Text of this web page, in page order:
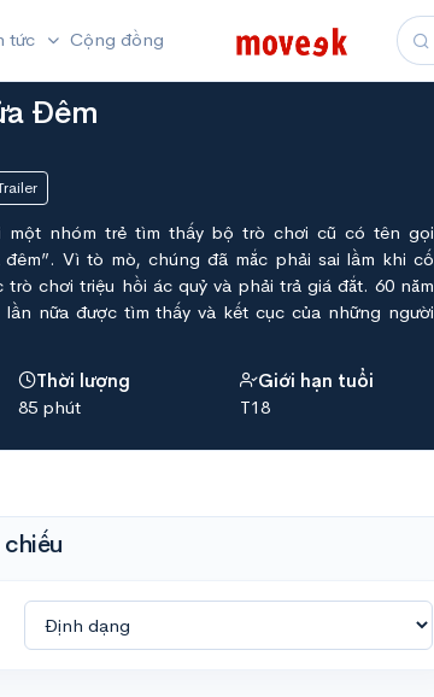
tức Cộng đồng
Đêm
một nhóm trẻ tìm thấy bộ trò chơi cũ có tên gọi
Vì tò mò, chúng đã mắc phải sai lầm khi cố
chơi triệu hồi ác quỷ và phải trả giá đắt. 60 năm
nữa được tìm thấy và kết cục của những người
Thời lượng
85 phút
Giới hạn tuổi
T18
chiếu